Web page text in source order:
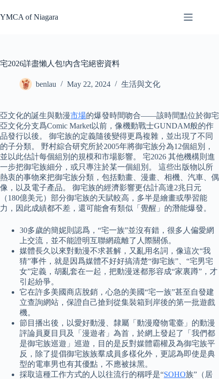
to
content
YMCA of Niagara
宅2026詳盡懶人包!內含宅絕密資料
benlau May 22, 2024 生活與文化
亞文化的誕生與動漫市場的爆發時間吻合——該時間點位於御宅
亞文化分支爲Comic Market以前，像機動戰士GUNDAM般的作
品發行以後。 御宅族的定義隨後變得更爲複雜，並出現了不同
的子分類。 野村綜合研究所於2005年將御宅族分為12個組別，
並以此估計每個組別的規模和市場影響。 宅2026 其他機構則進
一步把御宅族細分，或只專注於某一個組別。 這些出版物以所
熱衷的事物來把御宅族分類，包括動畫、漫畫、相機、汽車、偶
像，以及電子產品。 御宅族的經濟影響更估計高達2兆日元
（180億美元）部分御宅族的天賦較高，多半是繪畫或學習能
力，因此成績都不差，還可能會有類似「覺醒」的潛能爆發。
30多歲的簡妮則認爲，“宅一族”並沒有錯，很多人偏愛網
上交流，並不能證明互聯網疏離了人際關係。
媒體長久以來對動漫不求甚解，又亂用名詞，像這次“我
猜”事件，就是因爲媒體不好好搞清楚“御宅族”、“宅男宅
女”定義，胡亂套在一起，把動漫迷都形容成“家裏蹲”，才
引起紛爭。
它在許多美國商店脫銷，心急的美國“宅一族”甚至自發建
立查詢網站，保證自己搶到從集裝箱到岸後的第一批遊戲
機。
節目播出後，以愛好動漫、隸屬「動漫廢物電臺」的動漫
評論員夏目貝及「漫遊者」為首，於網上發起了「我們都
是御宅族巡遊」巡遊，目的是反對媒體霸權及為御宅族平
反，除了提倡御宅族族羣成員多樣化外，更認為即使是典
型的電車男也有其優點，不應被抹黑。
採取這種工作方式的人以往流行的稱呼是“SOHO族”（居